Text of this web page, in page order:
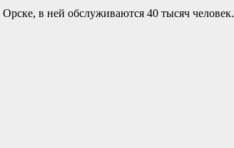
в ней обслуживаются 40 тысяч человек.